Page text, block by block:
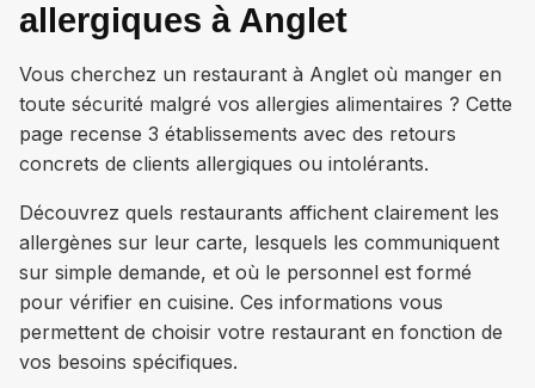
allergiques à Anglet
Vous cherchez un restaurant à Anglet où manger en
toute sécurité malgré vos allergies alimentaires ? Cette
page recense 3 établissements avec des retours
concrets de clients allergiques ou intolérants.
Découvrez quels restaurants affichent clairement les
allergènes sur leur carte, lesquels les communiquent
sur simple demande, et où le personnel est formé
pour vérifier en cuisine. Ces informations vous
permettent de choisir votre restaurant en fonction de
vos besoins spécifiques.